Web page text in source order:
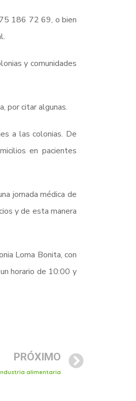
186 72 69, o bien
y comunidades
por citar algunas.
a las colonias. De
en pacientes
jornada médica de
y de esta manera
Loma Bonita, con
horario de 10:00 y
PRÓXIMO
alimentaria